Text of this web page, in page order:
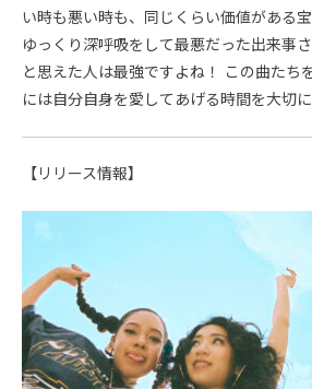
い時も悪い時も、同じくらい価値がある
ゆっくり深呼吸をして最悪だった出来事
と思えた人は最強ですよね！ この曲たち
には自分自身を愛してあげる時間を大切に
【リリース情報】